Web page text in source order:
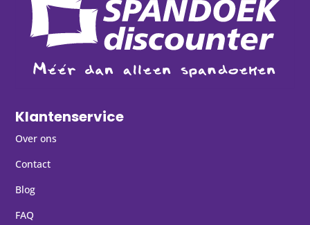
Klantenservice
Over ons
Contact
Blog
FAQ